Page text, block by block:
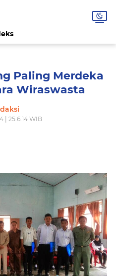
Paling Merdeka
Wiraswasta
| 25.6.14 WIB